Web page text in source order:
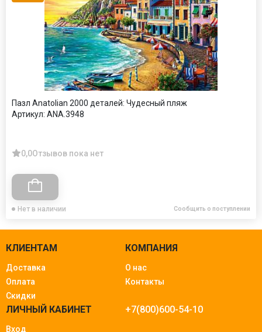
Пазл Anatolian 2000 деталей: Чудесный пляж
Артикул: ANA.3948
0,0Отзывов пока нет
Нет в наличии Сообщить о поступлении
КЛИЕНТАМ
Доставка
Оплата
Скидки
КОМПАНИЯ
О нас
Контакты
ЛИЧНЫЙ КАБИНЕТ
Вход
+7(800)600-54-10